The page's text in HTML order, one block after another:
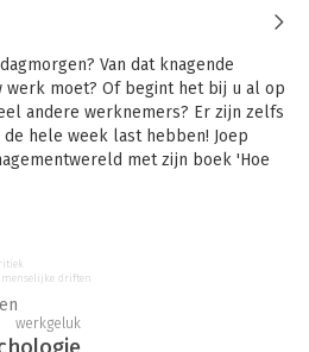
Van dat knagende
werk moet? Of begint het bij u al op
andere werknemers? Er zijn zelfs
hele week last hebben! Joep
met zijn boek 'Hoe
zijn, alles over dit
vier emoties eraan ten
walging en toorn), hoelang
in de onvermijdelijke versuffing.
werkgeluk
menselijke driften